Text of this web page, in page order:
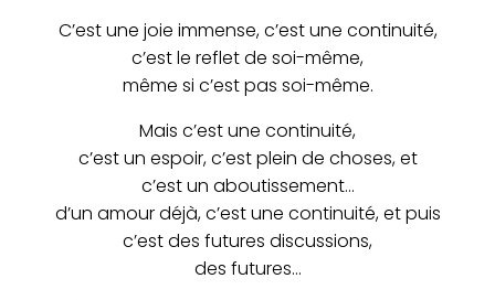
C’est une joie immense, c’est une continuité,
c’est le reflet de soi-même,
même si c’est pas soi-même.
Mais c’est une continuité,
c’est un espoir, c’est plein de choses, et
c’est un aboutissement…
d’un amour déjà, c’est une continuité, et puis
c’est des futures discussions,
des futures...